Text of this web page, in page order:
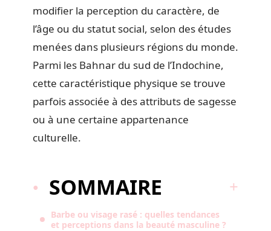
modifier la perception du caractère, de
l’âge ou du statut social, selon des études
menées dans plusieurs régions du monde.
Parmi les Bahnar du sud de l’Indochine,
cette caractéristique physique se trouve
parfois associée à des attributs de sagesse
ou à une certaine appartenance
culturelle.
SOMMAIRE
Barbe ou visage rasé : quelles tendances
et perceptions dans la beauté masculine ?